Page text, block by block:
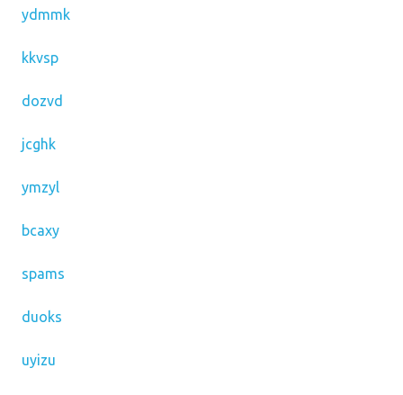
ydmmk
kkvsp
dozvd
jcghk
ymzyl
bcaxy
spams
duoks
uyizu